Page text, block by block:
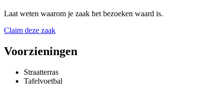
Laat weten waarom je zaak het bezoeken waard is.
Claim deze zaak
Voorzieningen
Straatterras
Tafelvoetbal